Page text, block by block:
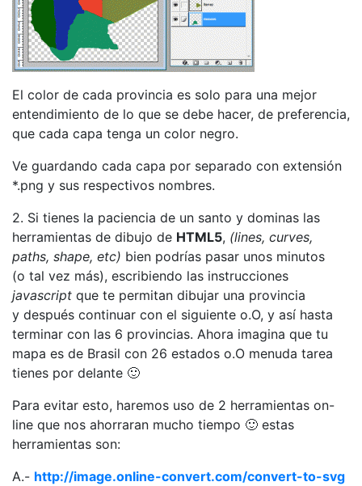
El color de cada provincia es solo para una mejor
entendimiento de lo que se debe hacer, de preferencia,
que cada capa tenga un color negro.
Ve guardando cada capa por separado con extensión
*.png y sus respectivos nombres.
2. Si tienes la paciencia de un santo y dominas las
herramientas de dibujo de HTML5, (lines, curves,
paths, shape, etc) bien podrías pasar unos minutos
(o tal vez más), escribiendo las instrucciones
javascript que te permitan dibujar una provincia
y después continuar con el siguiente o.O, y así hasta
terminar con las 6 provincias. Ahora imagina que tu
mapa es de Brasil con 26 estados o.O menuda tarea
tienes por delante 🙂
Para evitar esto, haremos uso de 2 herramientas on-
line que nos ahorraran mucho tiempo 🙂 estas
herramientas son:
A.- http://image.online-convert.com/convert-to-svg